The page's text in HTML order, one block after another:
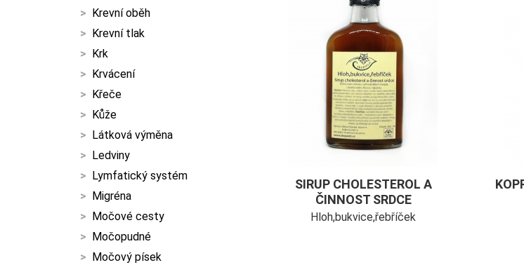
Krevní oběh
Krevní tlak
Krk
Krvácení
Křeče
Kůže
Látková výměna
Ledviny
Lymfatický systém
Migréna
Močové cesty
Močopudné
Močový písek
SIRUP CHOLESTEROL A
ČINNOST SRDCE
Hloh,bukvice,řebříček